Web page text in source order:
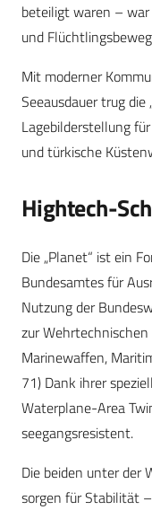
beteiligt waren –
und
Mit moderner
Seeausdauer trug
Lagebilderstellung
und türkische
Hightech-
Die „Planet“ ist ein
Bundesamtes für
Nutzung der
zur
Marinewaffen,
71) Dank ihrer
Waterplane-Area
seegangsresistent.
Die beiden unter der
sorgen für Stabilität